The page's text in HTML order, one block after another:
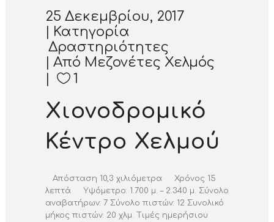
25 Δεκεμβρίου, 2017
Κατηγορία
Δραστηριότητες
Από Μεζονέτες Χελμός
1
Χιονοδρομικό
Κέντρο Χελμού
Απόσταση 10,3 χιλιόμετρα Χρόνος 15
λεπτά Υψόμετρο: 1.700 μ. – 2.340 μ. Σύνολο
αναβατήρων: 7 Σύνολο πιστών: 12 Συνολικό
μήκος πιστών: 20 χλμ. Τιμές ημερήσιου